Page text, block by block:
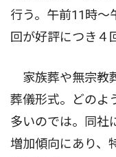
行う。午前11時〜
回が好評につき４
家族葬や無宗教
葬儀形式。どのよ
多いのでは。同社
増加傾向にあり、